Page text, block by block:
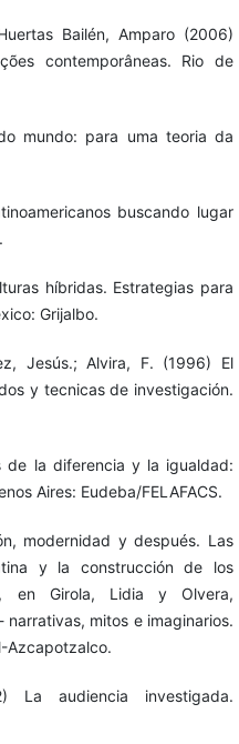
Bailén, Amparo (2006)
contemporâneas. Rio de
mundo: para uma teoria da
buscando lugar
híbridas. Estrategias para
Grijalbo.
Jesús.; Alvira, F. (1996) El
y tecnicas de investigación.
de la diferencia y la igualdad:
Aires: Eudeba/FELAFACS.
modernidad y después. Las
y la construcción de los
en Girola, Lidia y Olvera,
mitos e imaginarios.
Azcapotzalco.
La audiencia investigada.